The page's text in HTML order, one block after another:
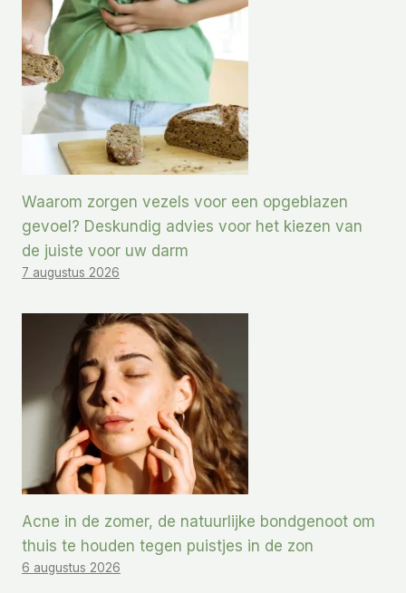
Waarom zorgen vezels voor een opgeblazen
gevoel? Deskundig advies voor het kiezen van
de juiste voor uw darm
7 augustus 2026
Acne in de zomer, de natuurlijke bondgenoot om
thuis te houden tegen puistjes in de zon
6 augustus 2026